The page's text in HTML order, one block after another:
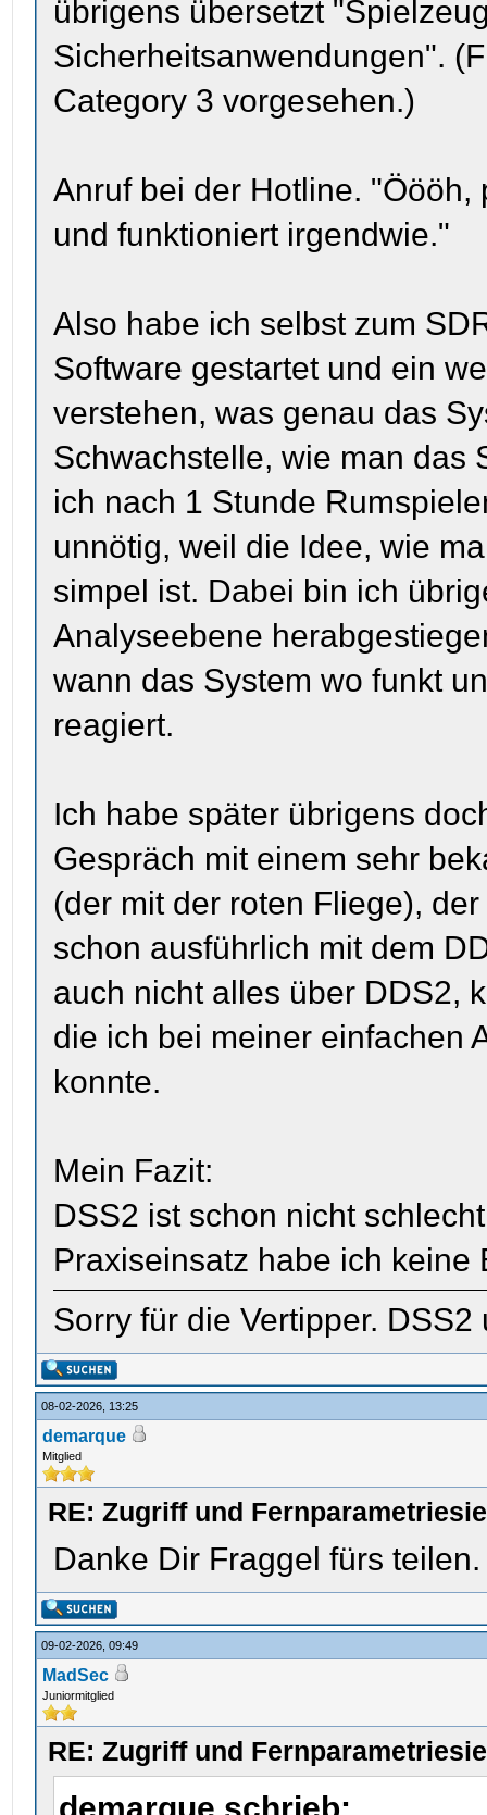
übrigens übersetzt
Sicherheitsanwendungen".
Category 3 vorgesehen.)
Anruf bei der Hotline. "Öööh,
und funktioniert irgendwie."
Also habe ich selbst zum
Software gestartet und ein
verstehen, was genau das
Schwachstelle, wie man das
ich nach 1 Stunde
unnötig, weil die Idee, wie
simpel ist. Dabei bin ich
Analyseebene
wann das System wo funkt
reagiert.
Ich habe später übrigens
Gespräch mit einem sehr
(der mit der roten Fliege),
schon ausführlich mit dem
auch nicht alles über DDS2,
die ich bei meiner einfachen
konnte.
Mein Fazit:
DSS2 ist schon nicht
Praxiseinsatz habe ich keine
Sorry für die Vertipper. DSS2
08-02-2026, 13:25
demarque
Mitglied
RE: Zugriff und
Danke Dir Fraggel fürs teilen.
09-02-2026, 09:49
MadSec
Juniormitglied
RE: Zugriff und